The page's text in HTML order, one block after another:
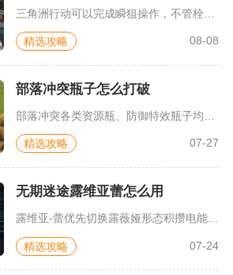
精选攻略 08-08
部落冲突瓶子怎么打破
精选攻略 07-27
无期迷途露维亚蕾怎么用
露维亚‑蕾优先切换露薇娅形态积攒电能触发过载清剿小怪，再切换...
精选攻略 07-24